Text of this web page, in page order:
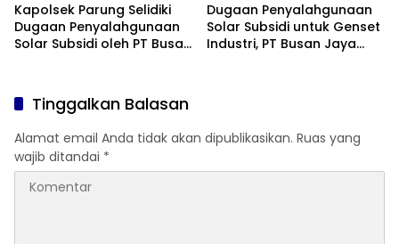
Kapolsek Parung Selidiki
Dugaan Penyalahgunaan
Solar Subsidi oleh PT Busan
Dugaan Penyalahgunaan
Solar Subsidi untuk Genset
Industri, PT Busan Jaya
Tinggalkan Balasan
Alamat email Anda tidak akan dipublikasikan. Ruas yang
wajib ditandai *